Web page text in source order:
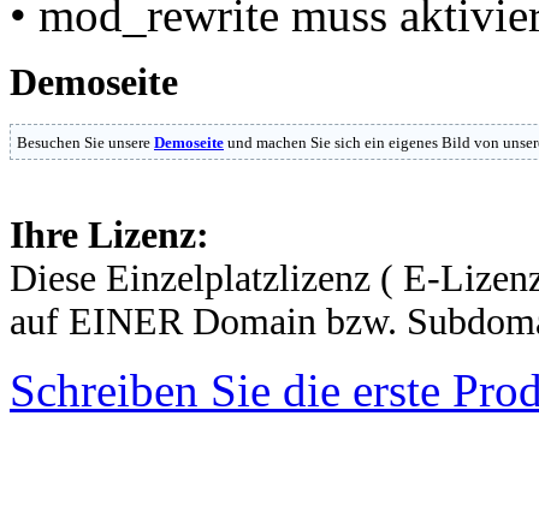
• mod_rewrite muss
Demoseite
Besuchen Sie unsere Demoseite und machen Sie sich ein eigenes Bild von
Ihre Lizenz:
Diese Einzelplatzlizenz ( E-
auf EINER Domain bzw.
Schreiben Sie die erste